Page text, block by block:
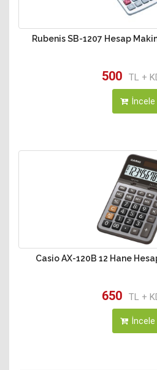
Rubenis SB-1207 Hesap
500 TL +
İncele
Casio AX-120B 12 Hane
650 TL +
İncele